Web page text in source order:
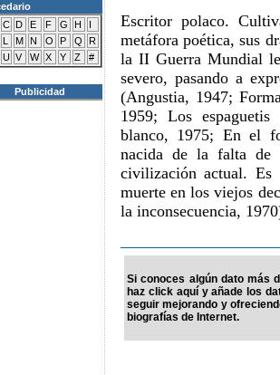
C D E F G H
I
L M N O P Q
R
U V W X Y Z #
Publicidad
Escritor polaco.
metáfora poética, sus
la II Guerra Mundial
severo, pasando a
(Angustia, 1947;
1959; Los
blanco, 1975; En el
nacida de la falta de
civilización actual. Es
muerte en los viejos
la inconsecuencia,
Si conoces algún dato más
haz click aquí y añade los
seguir mejorando y
biografías de Internet.